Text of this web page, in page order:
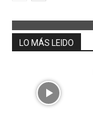
LO MÁS LEIDO